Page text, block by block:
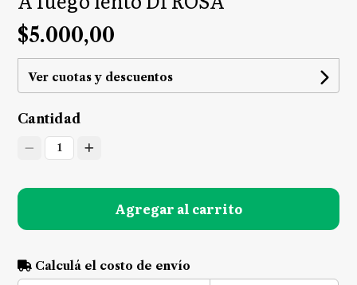
$5.000,00
Ver cuotas y descuentos
Cantidad
1
Agregar al carrito
Calculá el costo de envío